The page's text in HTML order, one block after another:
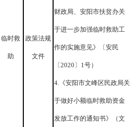
临时救
助
政策法规
文件
财政局、安阳市扶贫办关
于进一步加强临时救助工
作的实施意见》〔安民
〔2020〕1号）
4.《安阳市文峰区民政局关
于做好小额临时救助资金
发放工作的通知书》（文